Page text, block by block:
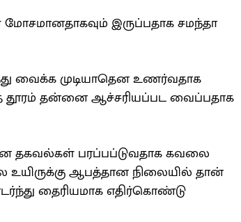
இருப்பதாக சமந்தா
வைக்க முடியாதென உணர்வதாக
தூரம் தன்னை ஆச்சரியப்பட வைப்பதாக
தகவல்கள் பரப்பப்டுவதாக கவலை
உயிருக்கு ஆபத்தான நிலையில் தான்
தைரியமாக எதிர்கொண்டு